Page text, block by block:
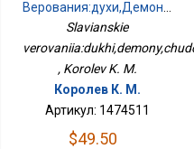
Slavianskie
, Korolev K. M.
Королев К. М.
Артикул: 1474511
$49.50